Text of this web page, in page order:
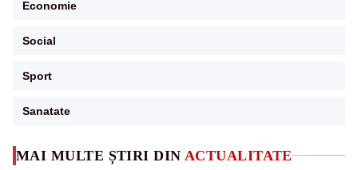
MAI MULTE ȘTIRI DIN ACTUALITATE
Economie
Social
Sport
Sanatate